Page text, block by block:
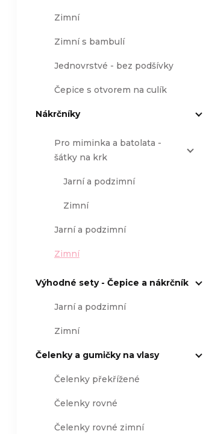
Zimní
Zimní s bambulí
Jednovrstvé - bez podšívky
Čepice s otvorem na culík
Nákrčníky
Pro miminka a batolata -
šátky na krk
Jarní a podzimní
Zimní
Jarní a podzimní
Zimní
Výhodné sety - Čepice a nákrčník
Jarní a podzimní
Zimní
Čelenky a gumičky na vlasy
Čelenky překřížené
Čelenky rovné
Čelenky rovné zimní